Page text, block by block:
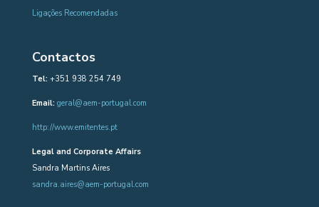
Ligações Recomendadas
Contactos
Tel:+351 938 254 749
Email: geral@aem-portugal.com
http://www.emitentes.pt
Legal and Corporate Affairs
Sandra Martins Aires
sandra.aires@aem-portugal.com